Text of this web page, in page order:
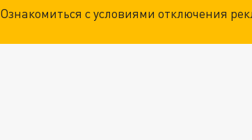
Ознакомиться с условиями отключения